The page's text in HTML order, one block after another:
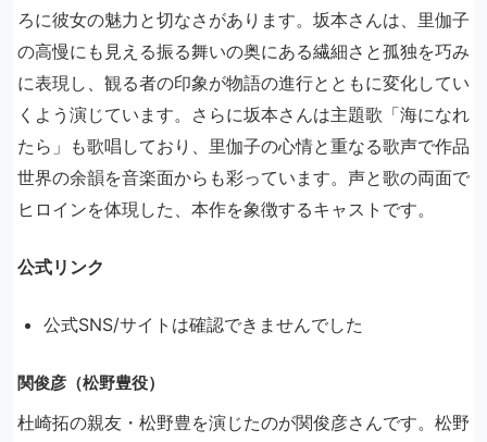
ろに彼女の魅力と切なさがあります。坂本さんは、里伽子
の高慢にも見える振る舞いの奥にある繊細さと孤独を巧み
に表現し、観る者の印象が物語の進行とともに変化してい
くよう演じています。さらに坂本さんは主題歌「海になれ
たら」も歌唱しており、里伽子の心情と重なる歌声で作品
世界の余韻を音楽面からも彩っています。声と歌の両面で
ヒロインを体現した、本作を象徴するキャストです。
公式リンク
公式SNS/サイトは確認できませんでした
関俊彦（松野豊役）
杜崎拓の親友・松野豊を演じたのが関俊彦さんです。松野